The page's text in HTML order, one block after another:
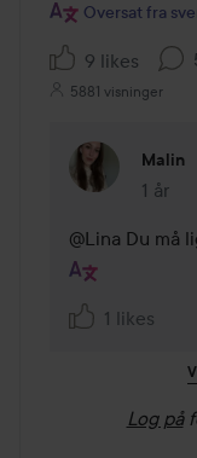
Oversat fra
9 likes
5881 visninger
Malin
1 år
@Lina Du må
1 likes
Log på